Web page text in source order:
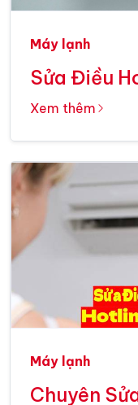
Máy lạnh
Sửa Điều
Xem thêm
Máy lạnh
Chuyên